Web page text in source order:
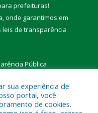
prefeituras!
onde garantimos em
leis de transparência
Pública
sua experiência de
portal, você
de cookies.